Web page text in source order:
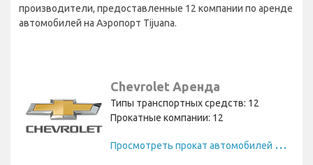
производители, предоставленные 12 компании по аренде
автомобилей на Аэропорт Tijuana.
Chevrolet Аренда
Типы транспортных средств: 12
Прокатные компании: 12
П
росмотреть прокат автомобилей Chevrolet